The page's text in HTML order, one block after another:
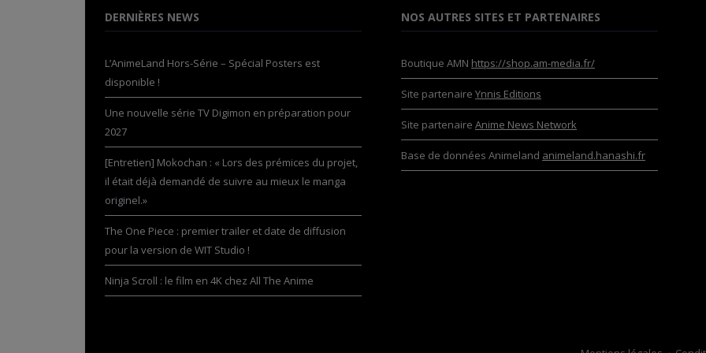
DERNIÈRES NEWS
L’AnimeLand Hors-Série – Spécial Posters est
disponible !
Une nouvelle série TV Digimon en préparation pour
2027
[Entretien] Mokochan : « Lors des prémices du projet,
il était déjà demandé de suivre au mieux le manga
originel.»
The One Piece : premier trailer et date de diffusion
pour la version de WIT Studio !
Ninja Scroll : le film en 4K chez All The Anime
NOS AUTRES SITES ET PARTENAIRES
Boutique AMN https://shop.am-media.fr/
Site partenaire Ynnis Editions
Site partenaire Anime News Network
Base de données Animeland animeland.hanashi.fr